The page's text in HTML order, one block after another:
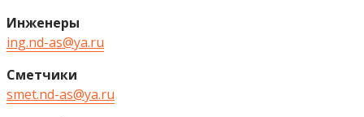
Инженеры
ing.nd-as@ya.ru
Сметчики
smet.nd-as@ya.ru